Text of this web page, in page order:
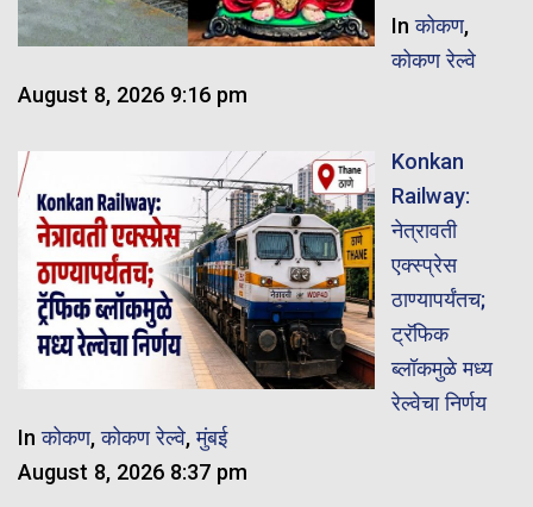
Inकोकण,
कोकण रेल्वे
August 8, 2026 9:16 pm
Konkan
Railway:
नेत्रावती
एक्स्प्रेस
ठाण्यापर्यंतच;
ट्रॅफिक
ब्लॉकमुळे मध्य
रेल्वेचा निर्णय
Inकोकण,कोकण रेल्वे,मुंबई
August 8, 2026 8:37 pm